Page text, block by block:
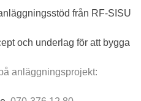
från RF-SISU
och underlag för att bygga
anläggningsprojekt: